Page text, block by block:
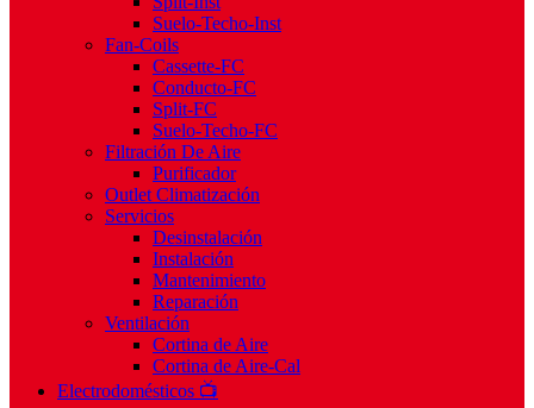
Suelo-Techo-Inst
Fan-Coils
Cassette-FC
Conducto-FC
Split-FC
Suelo-Techo-FC
Filtración De Aire
Purificador
Outlet Climatización
Servicios
Desinstalación
Instalación
Mantenimiento
Reparación
Ventilación
Cortina de Aire
Cortina de Aire-Cal
Electrodomésticos 📺